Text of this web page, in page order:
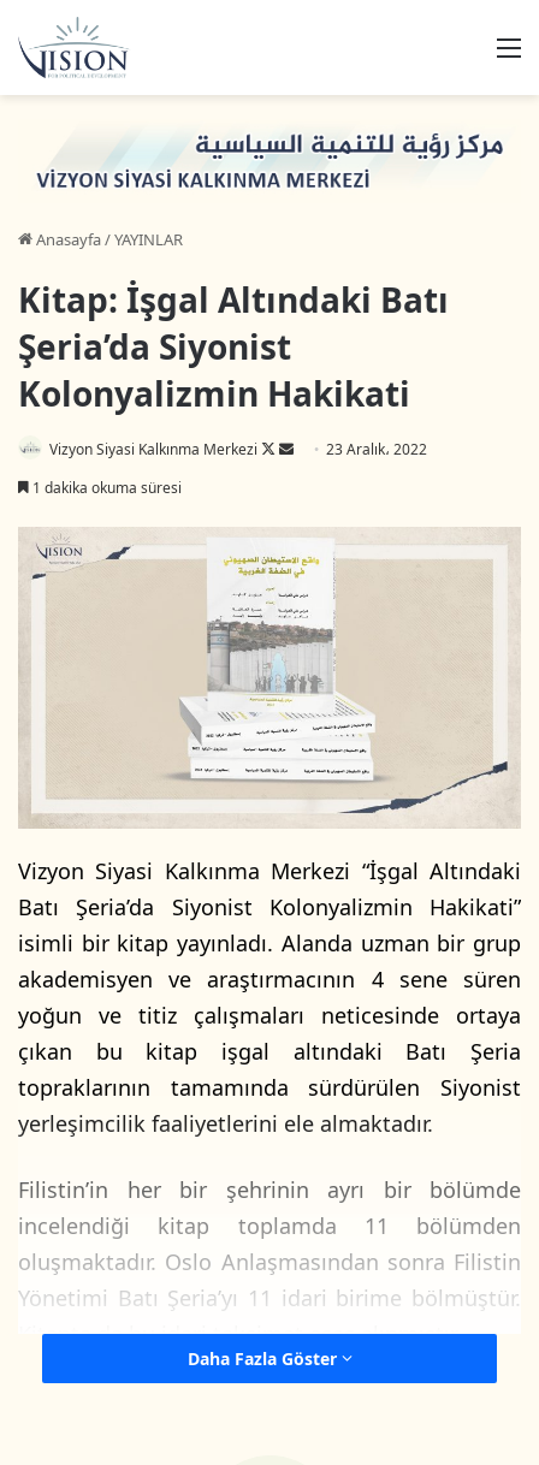
Anasayfa/YAYINLAR
Kitap: İşgal Altındaki Batı
Şeria’da Siyonist
Kolonyalizmin Hakikati
Vizyon Siyasi Kalkınma Merkezi
Follow
Bir
göndermek
23 Aralık، 2022
1 dakika okuma süresi
Vizyon Siyasi Kalkınma Merkezi “İşgal Altındaki
Batı Şeria’da Siyonist Kolonyalizmin Hakikati”
isimli bir kitap yayınladı. Alanda uzman bir grup
akademisyen ve araştırmacının 4 sene süren
yoğun ve titiz çalışmaları neticesinde ortaya
çıkan bu kitap işgal altındaki Batı Şeria
topraklarının tamamında sürdürülen Siyonist
yerleşimcilik faaliyetlerini ele almaktadır.
Filistin’in her bir şehrinin ayrı bir bölümde
incelendiği kitap toplamda 11 bölümden
oluşmaktadır. Oslo Anlaşmasından sonra Filistin
Yönetimi Batı Şeria’yı 11 idari birime bölmüştür.
Kitapta da bu idari taksimat esas alınmıştır.
Daha Fazla Göster